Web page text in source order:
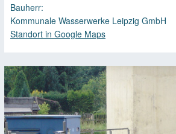
Bauherr:
Kommunale Wasserwerke Leipzig GmbH
Standort in Google Maps